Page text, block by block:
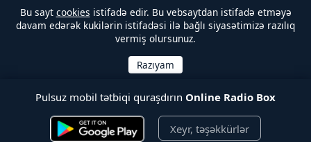
Bu sayt cookies istifadə edir. Bu vebsaytdan istifadə etməyə
davam edərək kukilərin istifadəsi ilə bağlı siyasətimizə razılıq
vermiş olursunuz.
Pulsuz mobil tətbiqi quraşdırın Online Radio Box
Xeyr, təşəkkürlər